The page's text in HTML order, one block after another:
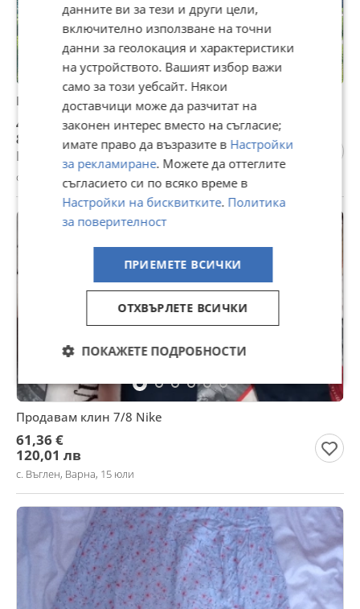
Продава ПАРЦЕЛ, с. Въглен, област Варна
43 000 €
84 100,69 лв
Цената е с включен ДДС
с. Въглен, Варна, 20 юли
Продавам клин 7/8 Nike
61,36 €
120,01 лв
с. Въглен, Варна, 15 юли
данните ви за тези и други цели,
включително използване на точни
данни за геолокация и характеристики
на устройството. Вашият избор важи
само за този уебсайт. Някои
доставчици може да разчитат на
законен интерес вместо на съгласие;
имате право да възразите в Настройки
за рекламиране. Можете да оттеглите
съгласието си по всяко време в
Настройки на бисквитките. Политика
за поверителност
ПРИЕМЕТЕ ВСИЧКИ
ОТХВЪРЛЕТЕ ВСИЧКИ
ПОКАЖЕТЕ ПОДРОБНОСТИ